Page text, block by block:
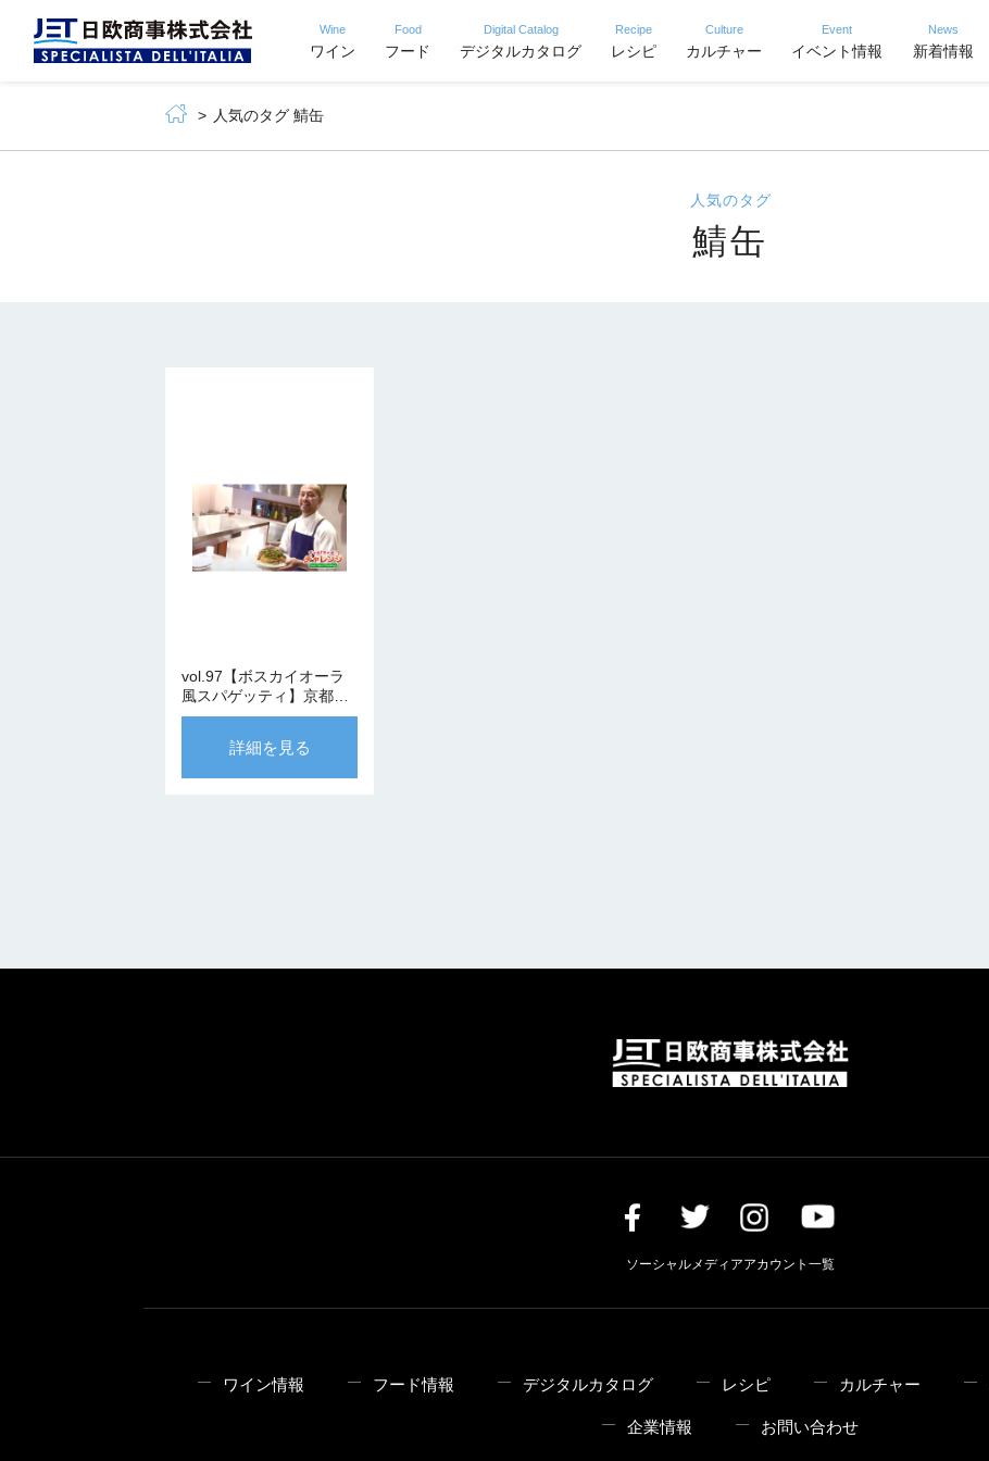
Wine
ワイン
Food
フード
Digital Catalog
デジタルカタログ
Recipe
レシピ
Culture
カルチャー
Event
イベント情報
News
新着情報
人気のタグ 鯖缶
人気のタグ
鯖缶
vol.97【ボスカイオーラ
風スパゲッティ】京都・
Vena 早川シェフ
詳細を見る
ソーシャルメディアアカウント一覧
ワイン情報 フード情報 デジタルカタログ レシピ カルチャー
企業情報 お問い合わせ